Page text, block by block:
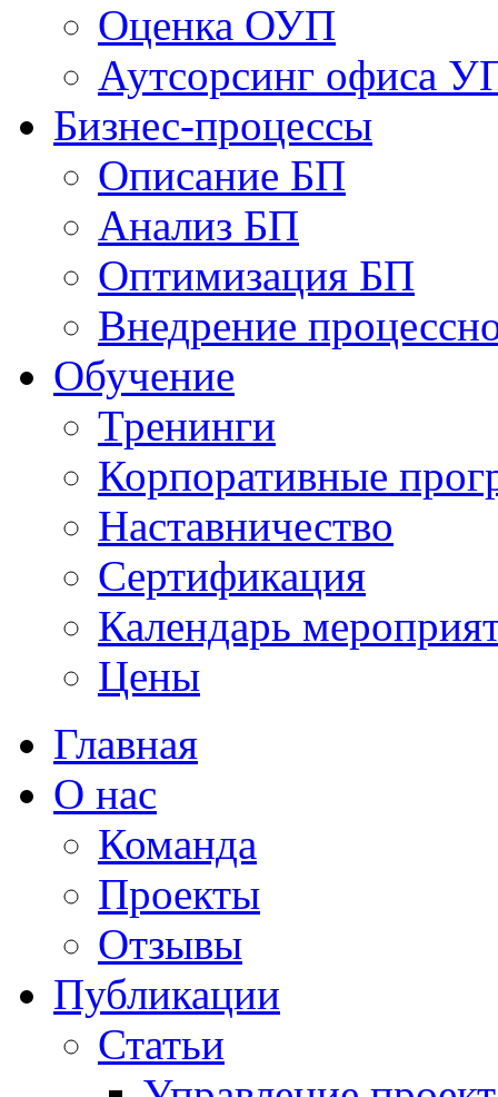
Оценка ОУП
Аутсорсинг офиса
Бизнес-процессы
Описание БП
Анализ БП
Оптимизация БП
Внедрение
Обучениe
Тренинги
Корпоративные
Наставничество
Сертификация
Календарь
Цены
Главная
О нас
Команда
Проекты
Отзывы
Публикации
Статьи